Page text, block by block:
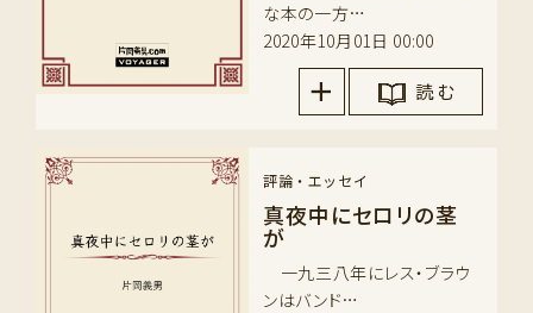
な本の一方…
2020年10月01日 00:00
読 む
評論・エッセイ
真夜中にセロリの茎
が
一九三八年にレス・ブラウ
ンはバンド…